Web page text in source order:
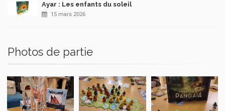
Ayar : Les enfants du soleil
15 mars 2026
Photos de partie